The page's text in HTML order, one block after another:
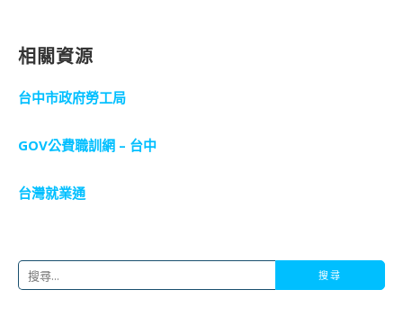
相關資源
台中市政府勞工局
GOV公費職訓網 – 台中
台灣就業通
搜